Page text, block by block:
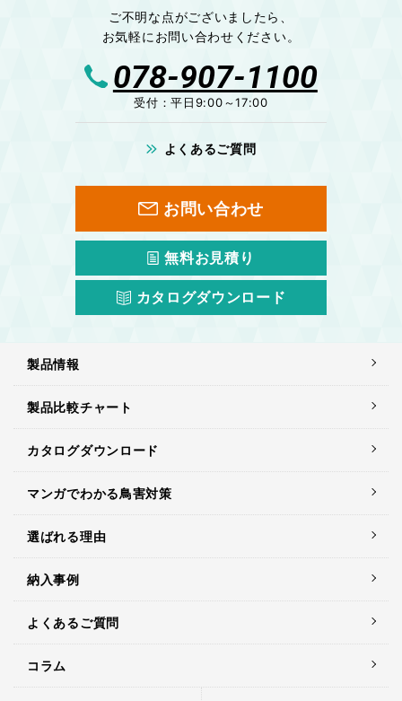
ご不明な点がございましたら、
お気軽にお問い合わせください。
078-907-1100
受付：平日9:00～17:00
よくあるご質問
お問い合わせ
無料お見積り
カタログダウンロード
製品情報
製品比較チャート
カタログダウンロード
マンガでわかる鳥害対策
選ばれる理由
納入事例
よくあるご質問
コラム